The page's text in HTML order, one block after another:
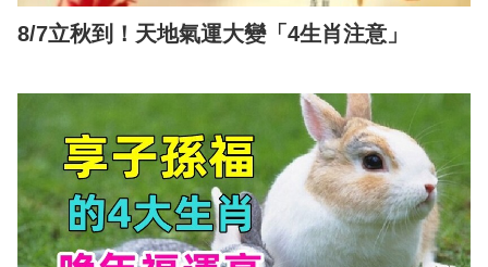
8/7立秋到！天地氣運大變「4生肖注意」